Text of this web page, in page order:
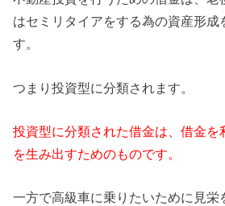
はセミリタイアをする為の資産形成
す。
つまり投資型に分類されます。
投資型に分類された借金は、借金を
を生み出すためのものです。
一方で高級車に乗りたいために見栄